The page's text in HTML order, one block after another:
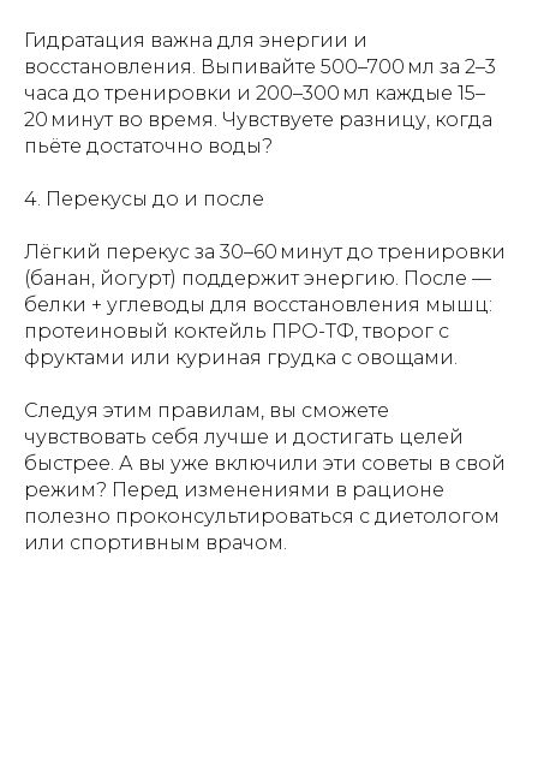
Гидратация важна для энергии и
восстановления. Выпивайте 500–700 мл за 2–3
часа до тренировки и 200–300 мл каждые 15–
20 минут во время. Чувствуете разницу, когда
пьёте достаточно воды?
4. Перекусы до и после
Лёгкий перекус за 30–60 минут до тренировки
(банан, йогурт) поддержит энергию. После —
белки + углеводы для восстановления мышц:
протеиновый коктейль ПРО-ТФ, творог с
фруктами или куриная грудка с овощами.
Следуя этим правилам, вы сможете
чувствовать себя лучше и достигать целей
быстрее. А вы уже включили эти советы в свой
режим? Перед изменениями в рационе
полезно проконсультироваться с диетологом
или спортивным врачом.